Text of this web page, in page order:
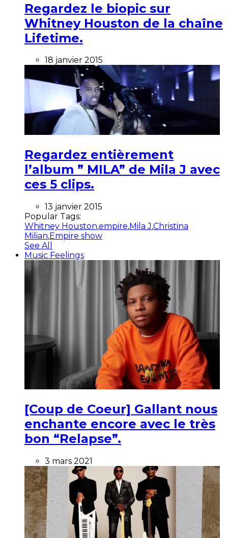
Regardez le biopic sur
Whitney Houston de la chaîne
Lifetime.
18 janvier 2015
Regardez entièrement
l’album ” MILA” de Mila J avec
ces 5 clips.
13 janvier 2015
Popular Tags:
Whitney Houston,empire,Mila J,Christina
Milian,Empire show
See All
Music Feelings
[Coup de Coeur] Gallant nous
enchante encore avec le très
bon “Relapse”.
3 mars 2021